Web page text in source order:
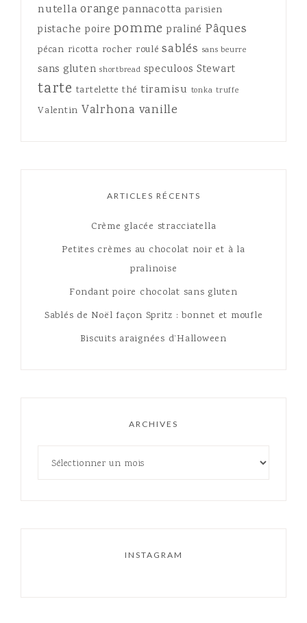
nutella orange pannacotta parisien
pistache poire pomme praliné Pâques
pécan ricotta rocher roulé sablés sans beurre
sans gluten shortbread speculoos Stewart
tarte tartelette thé tiramisu tonka truffe
Valentin Valrhona vanille
ARTICLES RÉCENTS
Crème glacée stracciatella
Petites crèmes au chocolat noir et à la
pralinoise
Fondant poire chocolat sans gluten
Sablés de Noël façon Spritz : bonnet et moufle
Biscuits araignées d’Halloween
ARCHIVES
INSTAGRAM